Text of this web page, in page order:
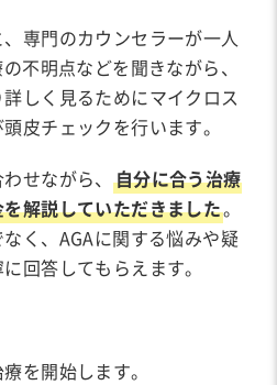
専門のカウンセラーが一人
不明点などを聞きながら、
しく見るためにマイクロス
皮チェックを行います。
せながら、 自分に合う治療
解説していただきました。
く、AGAに関する悩みや疑
回答してもらえます。
を開始します。